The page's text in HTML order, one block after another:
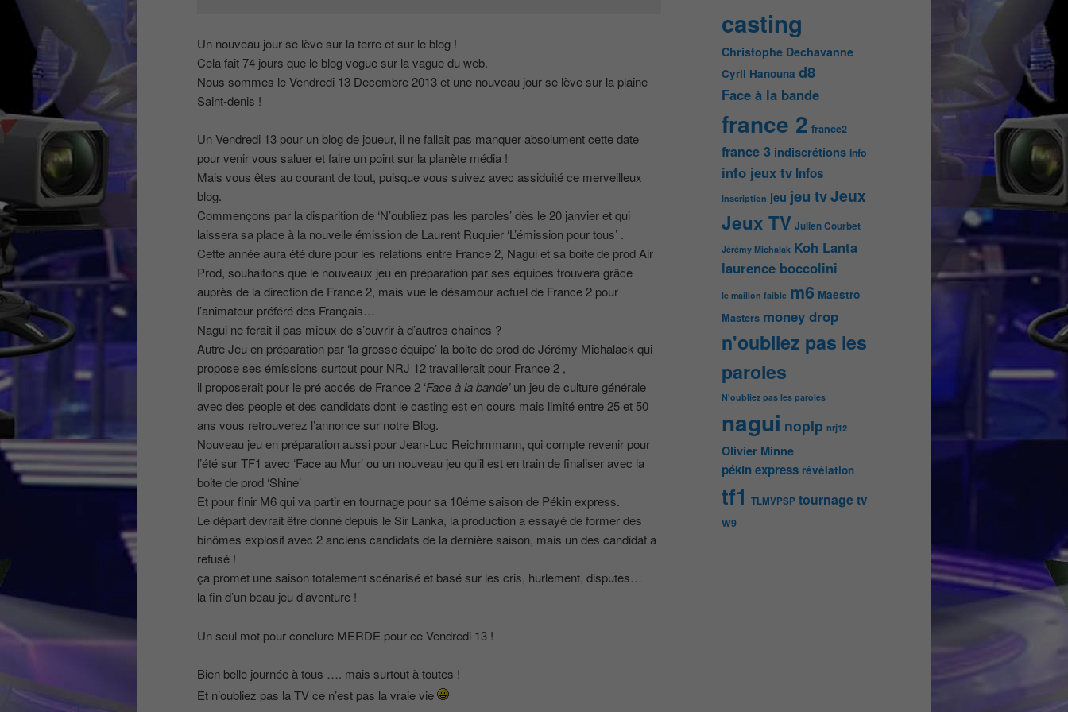
Un nouveau jour se lève sur la terre et sur le blog !
Cela fait 74 jours que le blog vogue sur la vague du web.
Nous sommes le Vendredi 13 Decembre 2013 et une nouveau jour se lève sur la plaine
Saint-denis !
Un Vendredi 13 pour un blog de joueur, il ne fallait pas manquer absolument cette date
pour venir vous saluer et faire un point sur la planète média !
Mais vous êtes au courant de tout, puisque vous suivez avec assiduité ce merveilleux
blog.
Commençons par la disparition de ‘N’oubliez pas les paroles’ dès le 20 janvier et qui
laissera sa place à la nouvelle émission de Laurent Ruquier ‘L’émission pour tous’ .
Cette année aura été dure pour les relations entre France 2, Nagui et sa boite de prod Air
Prod, souhaitons que le nouveaux jeu en préparation par ses équipes trouvera grâce
auprès de la direction de France 2, mais vue le désamour actuel de France 2 pour
l’animateur préféré des Français…
Nagui ne ferait il pas mieux de s’ouvrir à d’autres chaines ?
Autre Jeu en préparation par ‘la grosse équipe’ la boite de prod de Jérémy Michalack qui
propose ses émissions surtout pour NRJ 12 travaillerait pour France 2 ,
il proposerait pour le pré accés de France 2 ‘Face à la bande’un jeu de culture générale
avec des people et des candidats dont le casting est en cours mais limité entre 25 et 50
ans vous retrouverez l’annonce sur notre Blog.
Nouveau jeu en préparation aussi pour Jean-Luc Reichmmann, qui compte revenir pour
l’été sur TF1 avec ‘Face au Mur’ ou un nouveau jeu qu’il est en train de finaliser avec la
boite de prod ‘Shine’
Et pour finir M6 qui va partir en tournage pour sa 10éme saison de Pékin express.
Le départ devrait être donné depuis le Sir Lanka, la production a essayé de former des
binômes explosif avec 2 anciens candidats de la dernière saison, mais un des candidat a
refusé !
ça promet une saison totalement scénarisé et basé sur les cris, hurlement, disputes…
la fin d’un beau jeu d’aventure !
Un seul mot pour conclure MERDE pour ce Vendredi 13 !
Bien belle journée à tous …. mais surtout à toutes !
Et n’oubliez pas la TV ce n’est pas la vraie vie
casting
Christophe Dechavanne
Cyril Hanouna d8
Face à la bande
france 2 france2
france 3 indiscrétions info
info jeux tv Infos
Inscription jeu jeu tvJeux
Jeux TV Julien Courbet
Jérémy Michalak Koh Lanta
laurence boccolini
le maillon faible m6 Maestro
Masters money drop
n'oubliez pas les
paroles
N'oubliez pas les paroles
nagui noplp nrj12
Olivier Minne
pékin express révélation
tf1 TLMVPSP tournagetv
W9